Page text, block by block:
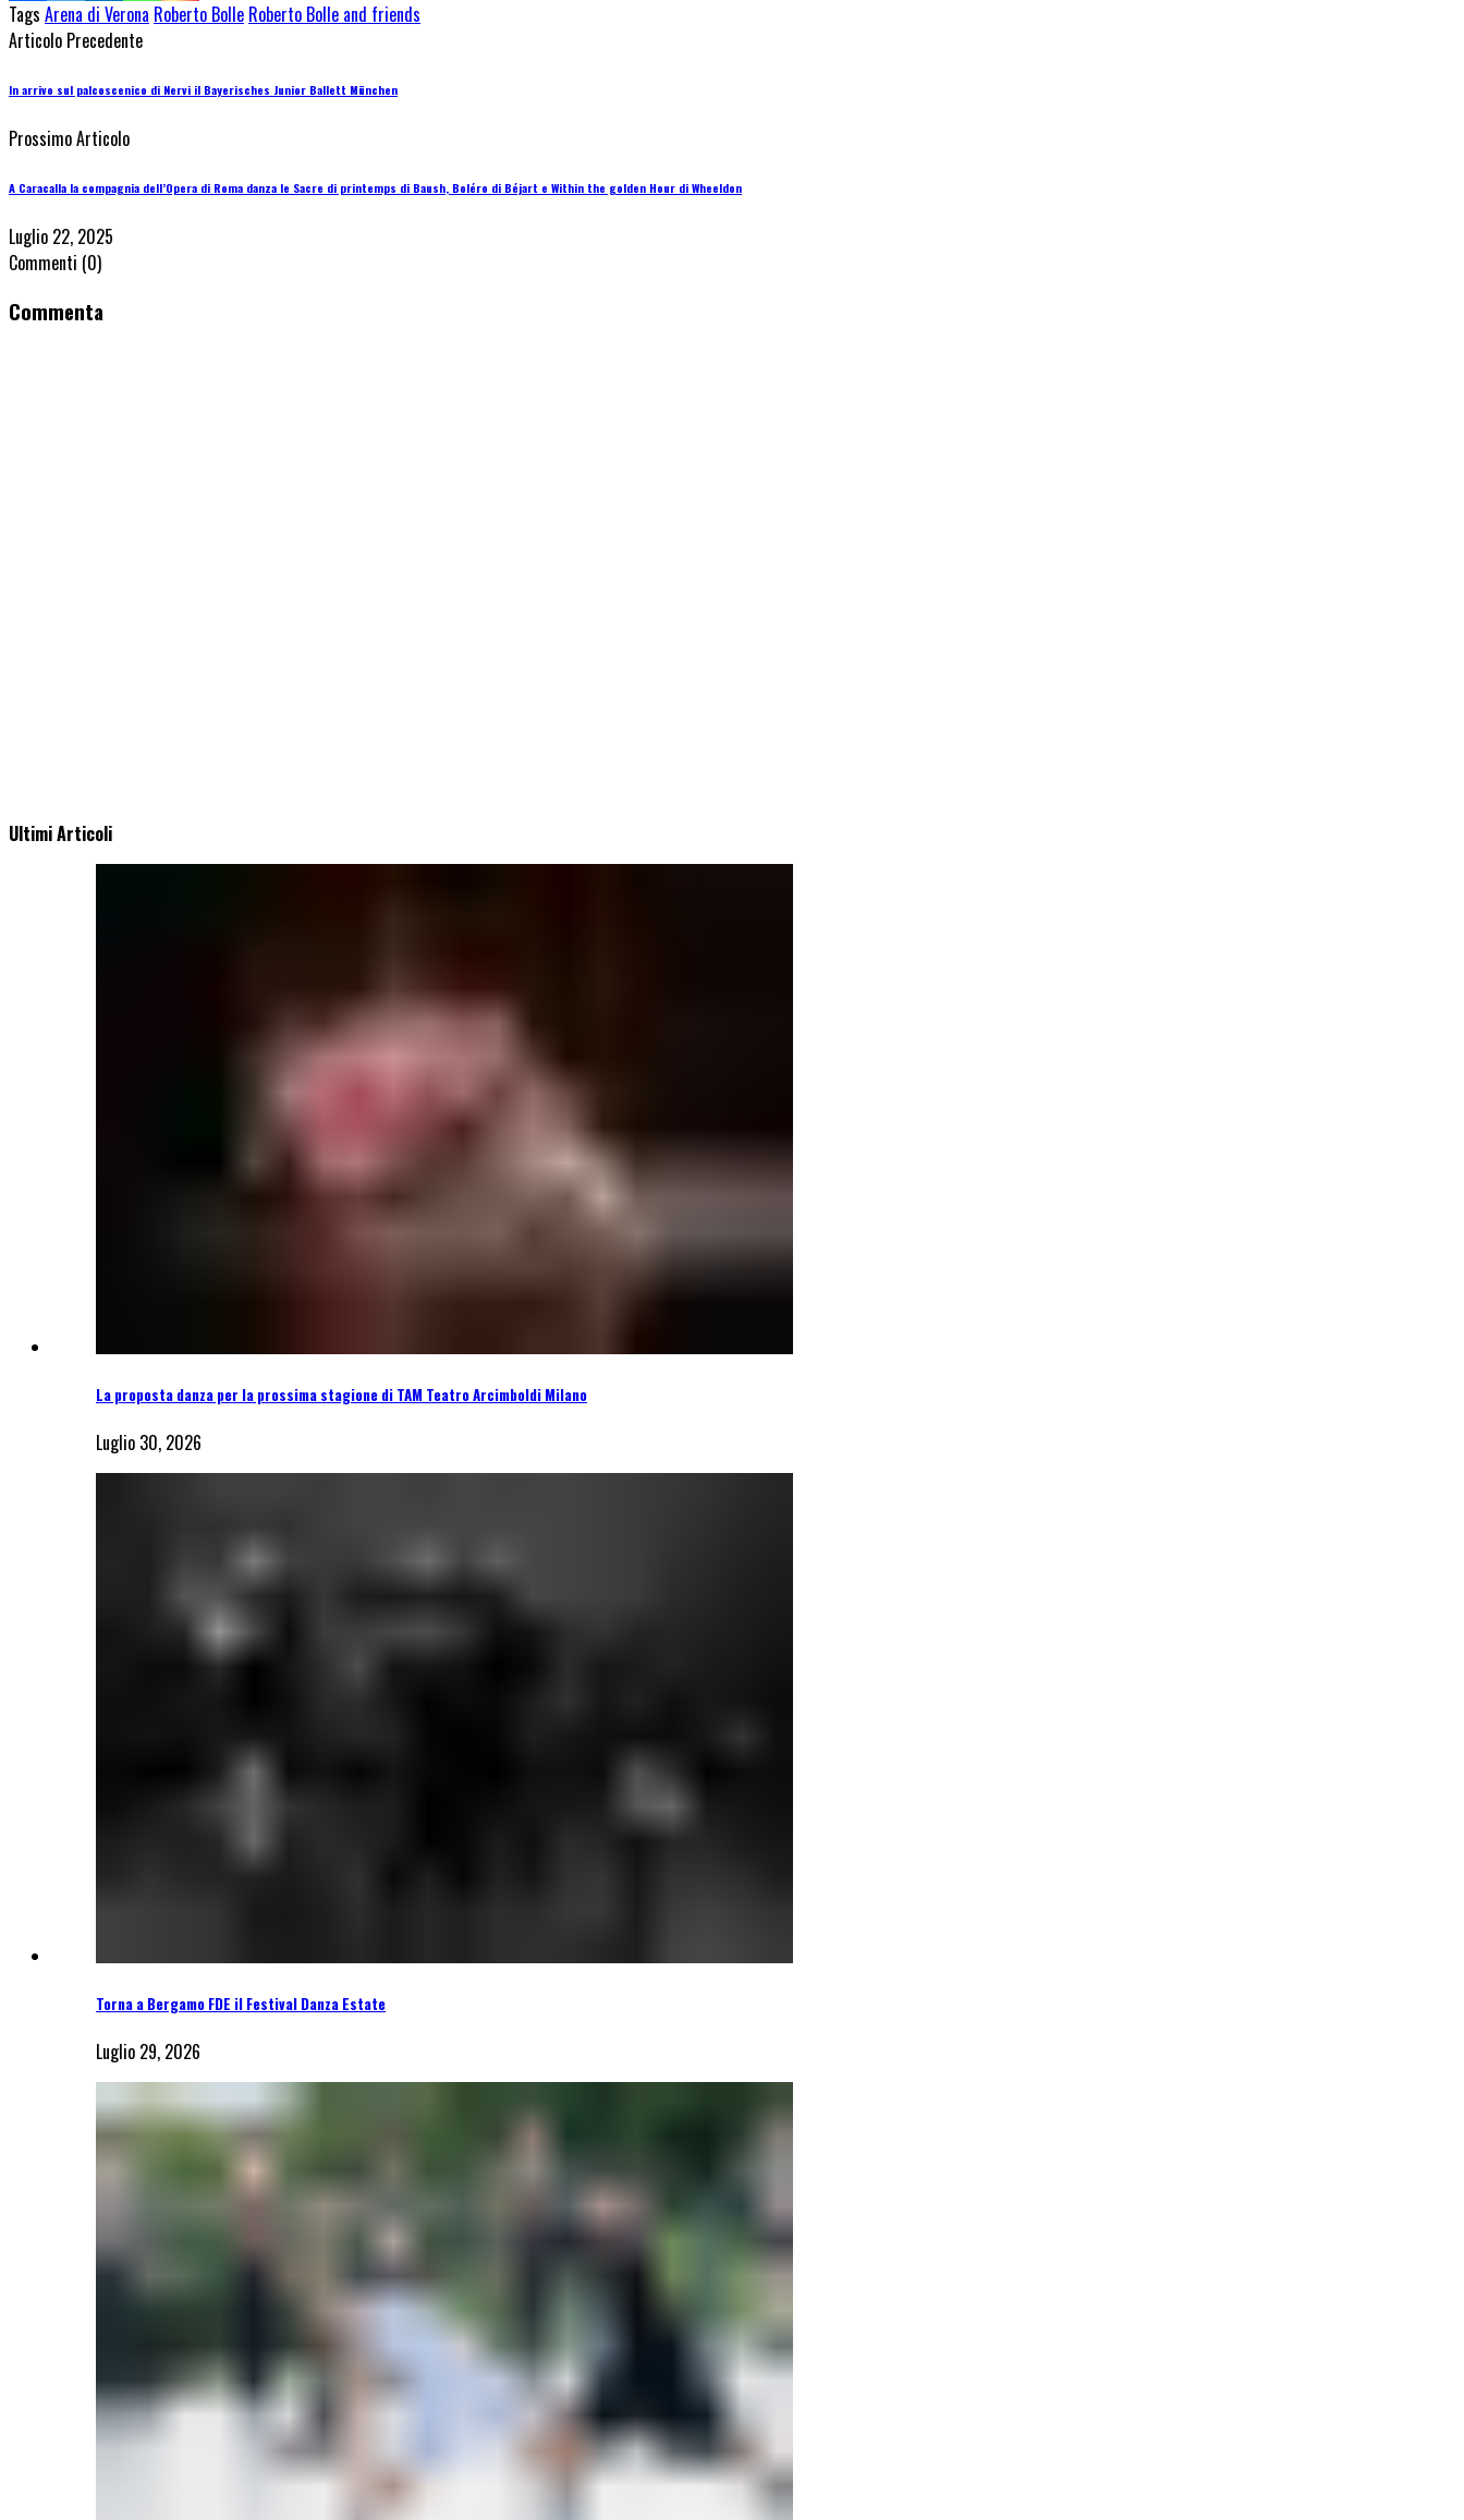
Tags Arena di Verona Roberto Bolle Roberto Bolle and friends
Articolo Precedente
In arrivo sul palcoscenico di Nervi il Bayerisches Junior Ballett München
Prossimo Articolo
A Caracalla la compagnia dell’Opera di Roma danza le Sacre di printemps di Baush, Boléro di Béjart e Within the golden Hour di Wheeldon
Luglio 22, 2025
Commenti (0)
Commenta
Ultimi Articoli
La proposta danza per la prossima stagione di TAM Teatro Arcimboldi Milano
Luglio 30, 2026
Torna a Bergamo FDE il Festival Danza Estate
Luglio 29, 2026